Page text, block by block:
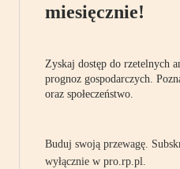
miesięcznie!
Zyskaj dostęp do rzetelnych
prognoz gospodarczych.
oraz społeczeństwo.
Buduj swoją przewagę.
wyłącznie w pro.rp.pl.